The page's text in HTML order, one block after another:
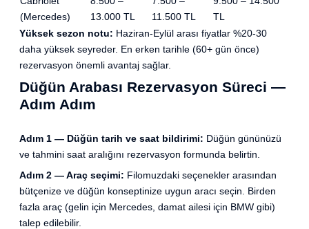
(Mercedes)
13.000 TL
11.500 TL
TL
Yüksek sezon notu: Haziran-Eylül arası fiyatlar %20-30
daha yüksek seyreder. En erken tarihle (60+ gün önce)
rezervasyon önemli avantaj sağlar.
Düğün Arabası Rezervasyon Süreci —
Adım Adım
Adım 1 — Düğün tarih ve saat bildirimi: Düğün gününüzü
ve tahmini saat aralığını rezervasyon formunda belirtin.
Adım 2 — Araç seçimi: Filomuzdaki seçenekler arasından
bütçenize ve düğün konseptinize uygun aracı seçin. Birden
fazla araç (gelin için Mercedes, damat ailesi için BMW gibi)
talep edilebilir.